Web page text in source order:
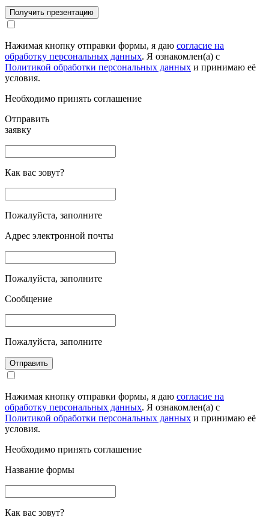
Получить презентацию
Нажимая кнопку отправки формы, я даю согласие на
обработку персональных данных. Я ознакомлен(а) с
Политикой обработки персональных данных и принимаю её
условия.
Необходимо принять соглашение
Отправить
заявку
Как вас зовут?
Пожалуйста, заполните
Адрес электронной почты
Пожалуйста, заполните
Сообщение
Пожалуйста, заполните
Отправить
Нажимая кнопку отправки формы, я даю согласие на
обработку персональных данных. Я ознакомлен(а) с
Политикой обработки персональных данных и принимаю её
условия.
Необходимо принять соглашение
Название формы
Как вас зовут?